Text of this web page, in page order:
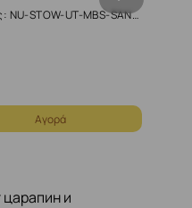
NU-STOW-UT-MBS-SAN…
Αγορά
и